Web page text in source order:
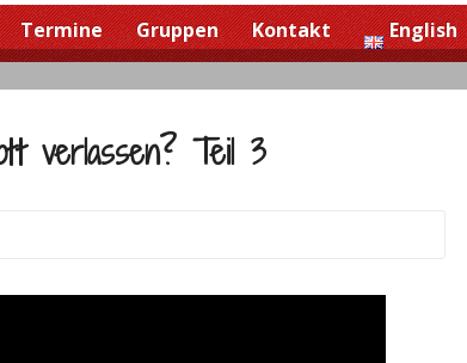
Termine Gruppen Kontakt English
verlassen? Teil 3